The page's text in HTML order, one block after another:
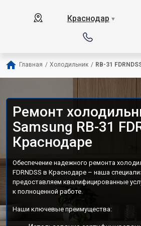
Краснодар ▼
Главная / Холодильник / RB-31
Ремонт
Samsung RB-31
Краснодаре
Обеспечение надежного ремонта
FDRNDSS в Краснодаре – наша
предоставляем квалифицированные
к полноценной работе.
Наши ключевые преимущества: